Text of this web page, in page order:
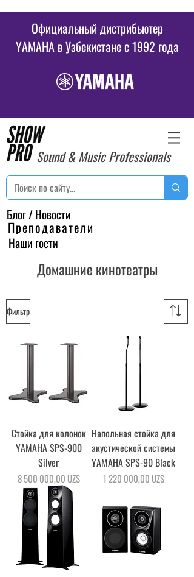
Официальный дистрибьютер
YAMAHA в Узбекистане c 1992 года
Sound & Music Professionals
Блог / Новости
Преподаватели
Наши гости
Домашние кинотеатры
Фильтр
Стойка для колонок
YAMAHA SPS-900
Silver
Цена
8 500 000,00 UZS
Напольная стойка для
акустической системы
YAMAHA SPS-90 Black
Цена
1 220 000,00 UZS